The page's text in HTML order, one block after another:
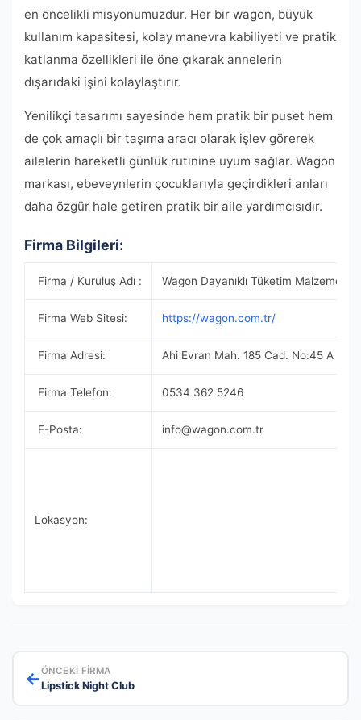
en öncelikli misyonumuzdur. Her bir wagon, büyük
kullanım kapasitesi, kolay manevra kabiliyeti ve pratik
katlanma özellikleri ile öne çıkarak annelerin
dışarıdaki işini kolaylaştırır.
Yenilikçi tasarımı sayesinde hem pratik bir puset hem
de çok amaçlı bir taşıma aracı olarak işlev görerek
ailelerin hareketli günlük rutinine uyum sağlar. Wagon
markası, ebeveynlerin çocuklarıyla geçirdikleri anları
daha özgür hale getiren pratik bir aile yardımcısıdır.
Firma Bilgileri:
Firma / Kuruluş Adı : Wagon Dayanıklı Tüketim
Firma Web Sitesi: https://wagon.com.tr/
Firma Adresi: Ahi Evran Mah. 185 Cad. No:45 A
Firma Telefon: 0534 362 5246
E-Posta: info@wagon.com.tr
Lokasyon:
←ÖNCEKI FIRMA
Lipstick Night Club